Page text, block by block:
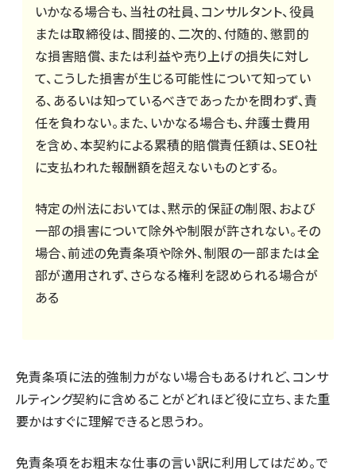
いかなる場合も、当社の社員、コンサルタント、役員
または取締役は、間接的、二次的、付随的、懲罰的
な損害賠償、または利益や売り上げの損失に対し
て、こうした損害が生じる可能性について知ってい
る、あるいは知っているべきであったかを問わず、責
任を負わない。また、いかなる場合も、弁護士費用
を含め、本契約による累積的賠償責任額は、SEO社
に支払われた報酬額を超えないものとする。
特定の州法においては、黙示的保証の制限、および
一部の損害について除外や制限が許されない。その
場合、前述の免責条項や除外、制限の一部または全
部が適用されず、さらなる権利を認められる場合が
ある
免責条項に法的強制力がない場合もあるけれど、コンサ
ルティング契約に含めることがどれほど役に立ち、また重
要かはすぐに理解できると思うわ。
免責条項をお粗末な仕事の言い訳に利用してはだめ。で